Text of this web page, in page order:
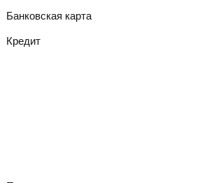
Банковская карта
Кредит